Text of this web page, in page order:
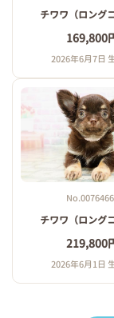
チワワ（ロング
169,800
2026年6月7日
チワワ（ロング
219,800
2026年6月1日